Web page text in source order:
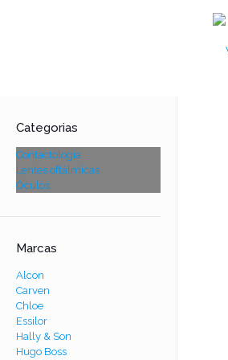
Categorias
Contactologia
Lentes oftálmicas
Óculos
Marcas
Alcon
Carven
Chloe
Essilor
Hally & Son
Hugo Boss